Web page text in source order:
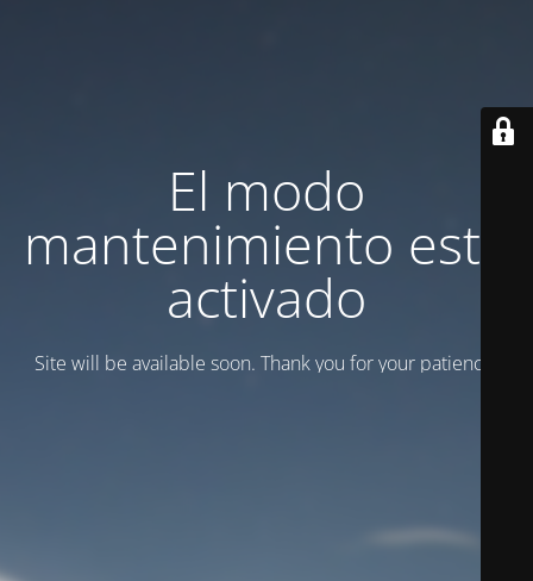
El modo
mantenimiento está
activado
Site will be available soon. Thank you for your patience!